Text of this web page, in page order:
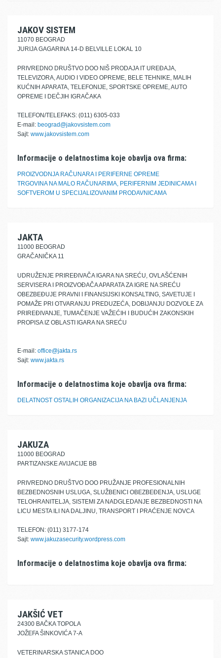
JAKOV SISTEM
11070 BEOGRAD
JURIJA GAGARINA 14-D BELVILLE LOKAL 10
PRIVREDNO DRUŠTVO DOO NIŠ PRODAJA IT UREĐAJA,
TELEVIZORA, AUDIO I VIDEO OPREME, BELE TEHNIKE, MALIH
KUĆNIH APARATA, TELEFONIJE, SPORTSKE OPREME, AUTO
OPREME I DEČJIH IGRAČAKA
TELEFON/TELEFAKS: (011) 6305-033
E-mail: beograd@jakovsistem.com
Sajt: www.jakovsistem.com
Informacije o delatnostima koje obavlja ova firma:
PROIZVODNJA RAČUNARA I PERIFERNE OPREME
TRGOVINA NA MALO RAČUNARIMA, PERIFERNIM JEDINICAMA I
SOFTVEROM U SPECIJALIZOVANIM PRODAVNICAMA
JAKTA
11000 BEOGRAD
GRAČANIČKA 11
UDRUŽENJE PRIREĐIVAČA IGARA NA SREĆU, OVLAŠĆENIH
SERVISERA I PROIZVOĐAČA APARATA ZA IGRE NA SREĆU
OBEZBEĐUJE PRAVNI I FINANSIJSKI KONSALTING, SAVETUJE I
POMAŽE PRI OTVARANJU PREDUZEĆA, DOBIJANJU DOZVOLE ZA
PRIREĐIVANJE, TUMAČENJE VAŽEĆIH I BUDUĆIH ZAKONSKIH
PROPISA IZ OBLASTI IGARA NA SREĆU
E-mail: office@jakta.rs
Sajt: www.jakta.rs
Informacije o delatnostima koje obavlja ova firma:
DELATNOST OSTALIH ORGANIZACIJA NA BAZI UČLANJENJA
JAKUZA
11000 BEOGRAD
PARTIZANSKE AVIJACIJE BB
PRIVREDNO DRUŠTVO DOO PRUŽANJE PROFESIONALNIH
BEZBEDNOSNIH USLUGA, SLUŽBENICI OBEZBEĐENJA, USLUGE
TELOHRANITELJA, SISTEMI ZA NADGLEDANJE BEZBEDNOSTI NA
LICU MESTA ILI NA DALJINU, TRANSPORT I PRAĆENJE NOVCA
TELEFON: (011) 3177-174
Sajt: www.jakuzasecurity.wordpress.com
Informacije o delatnostima koje obavlja ova firma:
JAKŠIĆ VET
24300 BAČKA TOPOLA
JOŽEFA ŠINKOVIĆA 7-A
VETERINARSKA STANICA DOO